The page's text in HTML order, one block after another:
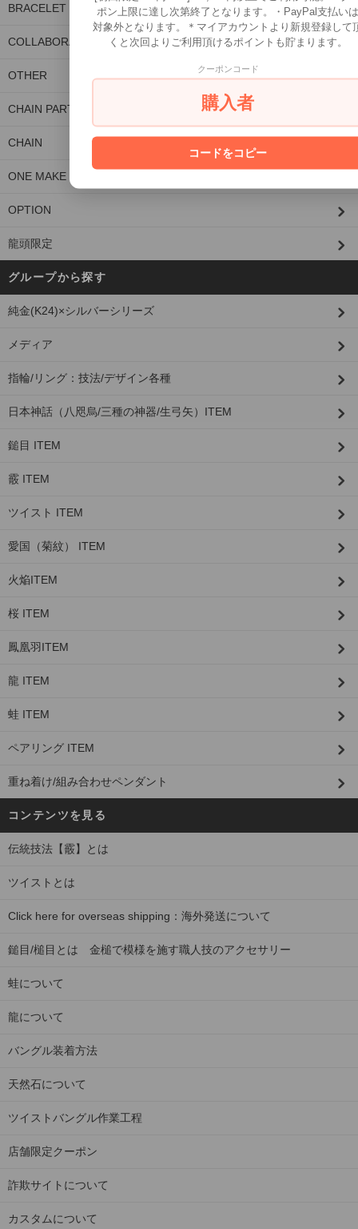
BRACELET
COLLABORATION
OTHER
CHAIN PARTS/CUSTOM PARTS
CHAIN
ONE MAKE ITEM
OPTION
龍頭限定
グループから探す
純金(K24)×シルバーシリーズ
メディア
指輪/リング：技法/デザイン各種
日本神話（八咫烏/三種の神器/生弓矢）ITEM
鎚目 ITEM
霰 ITEM
ツイスト ITEM
愛国（菊紋） ITEM
火焔ITEM
桜 ITEM
鳳凰羽ITEM
龍 ITEM
蛙 ITEM
ペアリング ITEM
重ね着け/組み合わせペンダント
コンテンツを見る
伝統技法【霰】とは
ツイストとは
Click here for overseas shipping：海外発送について
鎚目/槌目とは 金槌で模様を施す職人技のアクセサリー
蛙について
龍について
バングル装着方法
天然石について
ツイストバングル作業工程
店舗限定クーポン
詐欺サイトについて
カスタムについて
ポン上限に達し次第終了となります。・PayPal支払いは
対象外となります。＊マイアカウントより新規登録して
くと次回よりご利用頂けるポイントも貯まります。
クーポンコード
購入者
コードをコピー